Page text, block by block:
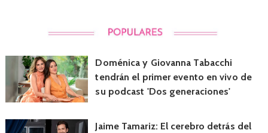
Doménica y Giovanna Tabacchi
tendrán el primer evento en vivo de
su podcast 'Dos generaciones'
Jaime Tamariz: El cerebro detrás del